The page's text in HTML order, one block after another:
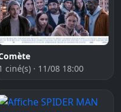
ciné(s) · 11/08 18:00